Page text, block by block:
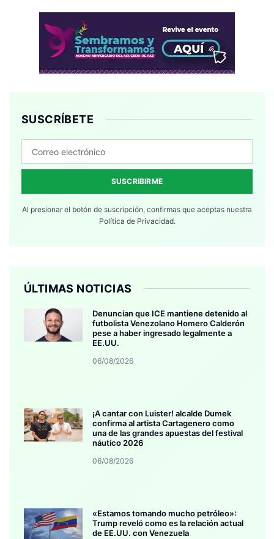
SUSCRÍBETE
SUSCRIBIRME
Al presionar el botón de suscripción, confirmas que aceptas nuestra
Política de Privacidad.
ÚLTIMAS NOTICIAS
Denuncian que ICE mantiene detenido al
futbolista Venezolano Homero Calderón
pese a haber ingresado legalmente a
EE.UU.
06/08/2026
¡A cantar con Luister! alcalde Dumek
confirma al artista Cartagenero como
una de las grandes apuestas del festival
náutico 2026
06/08/2026
«Estamos tomando mucho petróleo»:
Trump reveló como es la relación actual
de EE.UU. con Venezuela